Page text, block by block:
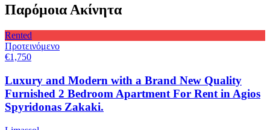
Παρόμοια Ακίνητα
Rented
Προτεινόμενο
€1,750
Luxury and Modern with a Brand New Quality
Furnished 2 Bedroom Apartment For Rent in Agios
Spyridonas Zakaki.